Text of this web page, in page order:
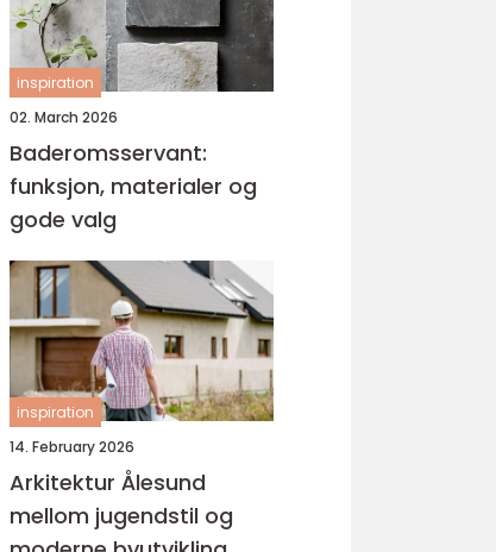
inspiration
02. March 2026
Baderomsservant:
funksjon, materialer og
gode valg
inspiration
14. February 2026
Arkitektur Ålesund
mellom jugendstil og